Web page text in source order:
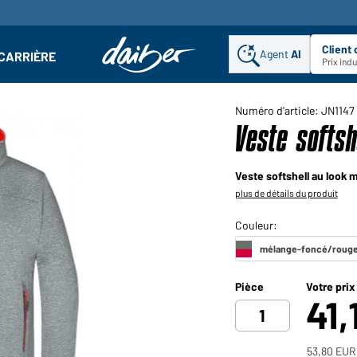
: Ouvrir le sous-menu AgentAI Client
Prix
Numéro d'article: JN1147
Veste
Veste softshell au look
plus de détails du produit
Pièce Votre
53,80